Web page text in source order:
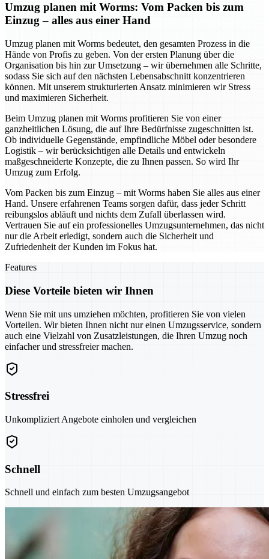
Umzug planen mit Worms: Vom Packen bis zum
Einzug – alles aus einer Hand
Umzug planen mit Worms bedeutet, den gesamten Prozess in die
Hände von Profis zu geben. Von der ersten Planung über die
Organisation bis hin zur Umsetzung – wir übernehmen alle Schritte,
sodass Sie sich auf den nächsten Lebensabschnitt konzentrieren
können. Mit unserem strukturierten Ansatz minimieren wir Stress
und maximieren Sicherheit.
Beim Umzug planen mit Worms profitieren Sie von einer
ganzheitlichen Lösung, die auf Ihre Bedürfnisse zugeschnitten ist.
Ob individuelle Gegenstände, empfindliche Möbel oder besondere
Logistik – wir berücksichtigen alle Details und entwickeln
maßgeschneiderte Konzepte, die zu Ihnen passen. So wird Ihr
Umzug zum Erfolg.
Vom Packen bis zum Einzug – mit Worms haben Sie alles aus einer
Hand. Unsere erfahrenen Teams sorgen dafür, dass jeder Schritt
reibungslos abläuft und nichts dem Zufall überlassen wird.
Vertrauen Sie auf ein professionelles Umzugsunternehmen, das nicht
nur die Arbeit erledigt, sondern auch die Sicherheit und
Zufriedenheit der Kunden im Fokus hat.
Features
Diese Vorteile bieten wir Ihnen
Wenn Sie mit uns umziehen möchten, profitieren Sie von vielen
Vorteilen. Wir bieten Ihnen nicht nur einen Umzugsservice, sondern
auch eine Vielzahl von Zusatzleistungen, die Ihren Umzug noch
einfacher und stressfreier machen.
Stressfrei
Unkompliziert Angebote einholen und vergleichen
Schnell
Schnell und einfach zum besten Umzugsangebot